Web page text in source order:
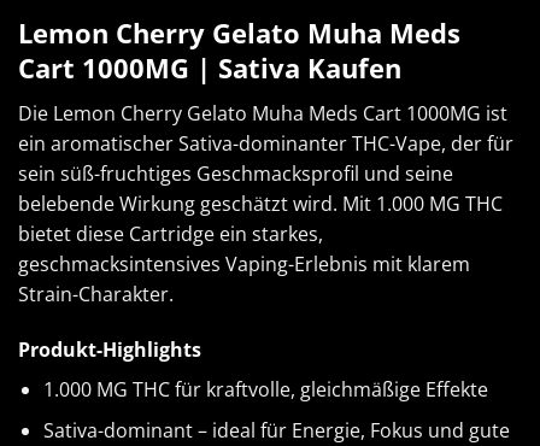
Lemon Cherry Gelato Muha Meds
Cart 1000MG | Sativa Kaufen
Die Lemon Cherry Gelato Muha Meds Cart 1000MG ist
ein aromatischer Sativa-dominanter THC-Vape, der für
sein süß-fruchtiges Geschmacksprofil und seine
belebende Wirkung geschätzt wird. Mit 1.000 MG THC
bietet diese Cartridge ein starkes,
geschmacksintensives Vaping-Erlebnis mit klarem
Strain-Charakter.
Produkt-Highlights
1.000 MG THC für kraftvolle, gleichmäßige Effekte
Sativa-dominant – ideal für Energie, Fokus und gute